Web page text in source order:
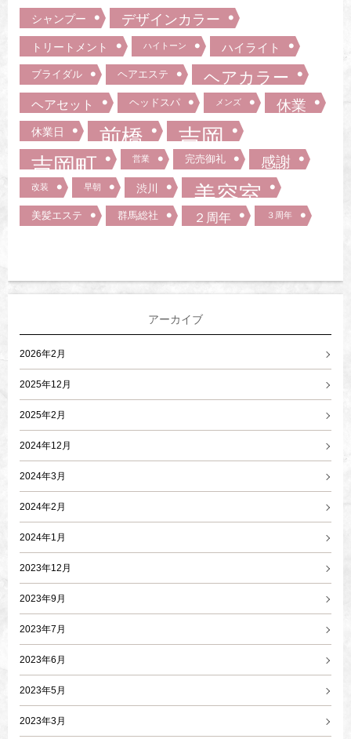
シャンプー デザインカラー
トリートメント ハイトーン ハイライト
ブライダル ヘアエステ ヘアカラー
ヘアセット ヘッドスパ メンズ 休業
休業日 前橋
吉岡
吉岡町
営業 完売御礼 感謝
改装 早朝 渋川 美容室
美髪エステ 群馬総社 ２周年 ３周年
アーカイブ
2026年2月
2025年12月
2025年2月
2024年12月
2024年3月
2024年2月
2024年1月
2023年12月
2023年9月
2023年7月
2023年6月
2023年5月
2023年3月